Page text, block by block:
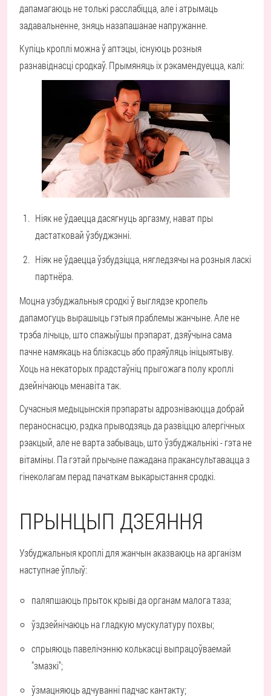
дапамагаюць не толькі расслабіцца, але і атрымаць
задавальненне, зняць назапашанае напружанне.
Купіць кроплі можна ў аптэцы, існуюць розныя
разнавіднасці сродкаў. Прымяняць іх рэкамендуецца, калі:
Ніяк не ўдаецца дасягнуць аргазму, нават пры
дастатковай ўзбуджэнні.
Ніяк не ўдаецца ўзбудзіцца, нягледзячы на розныя ласкі
партнёра.
Моцна узбуджальныя сродкі ў выглядзе кропель
дапамогуць вырашыць гэтыя праблемы жанчыне. Але не
трэба лічыць, што спажыўшы прэпарат, дзяўчына сама
пачне намякаць на блізкасць або праяўляць ініцыятыву.
Хоць на некаторых прадстаўніц прыгожага полу кроплі
дзейнічаюць менавіта так.
Сучасныя медыцынскія прэпараты адрозніваюцца добрай
пераноснасцю, рэдка прыводзяць да развіццю алергічных
рэакцый, але не варта забываць, што ўзбуджальнікі - гэта не
вітаміны. Па гэтай прычыне пажадана пракансультавацца з
гінеколагам перад пачаткам выкарыстання сродкі.
ПРЫНЦЫП ДЗЕЯННЯ
Узбуджальныя кроплі для жанчын аказваюць на арганізм
наступнае ўплыў:
паляпшаюць прыток крыві да органам малога таза;
ўздзейнічаюць на гладкую мускулатуру похвы;
спрыяюць павелічэнню колькасці выпрацоўваемай
"змазкі";
ўзмацняюць адчуванні падчас кантакту;